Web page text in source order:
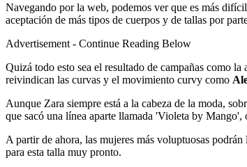
Navegando por la web, podemos ver que es más
aceptación de más tipos de cuerpos y de tallas por
Advertisement - Continue Reading Below
Quizá todo esto sea el resultado de campañas como
reivindican las curvas y el movimiento curvy como
Aunque Zara siempre está a la cabeza de la moda,
que sacó una línea aparte llamada 'Violeta by
A partir de ahora, las mujeres más voluptuosas
para esta talla muy pronto.